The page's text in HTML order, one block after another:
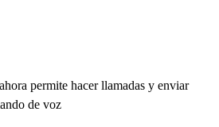
permite hacer llamadas y enviar
de voz